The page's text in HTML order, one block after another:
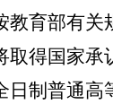
教育部有关
取得国家承
日制普通高